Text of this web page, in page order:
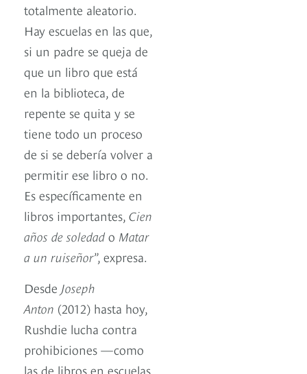
totalmente aleatorio.
Hay escuelas en las que,
si un padre se queja de
que un libro que está
en la biblioteca, de
repente se quita y se
tiene todo un proceso
de si se debería volver a
permitir ese libro o no.
Es específicamente en
libros importantes, Cien
años de soledad o Matar
a un ruiseñor”, expresa.
Desde Joseph
Anton (2012) hasta hoy,
Rushdie lucha contra
prohibiciones —como
las de libros en escuelas